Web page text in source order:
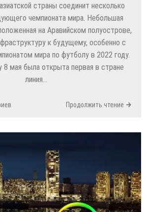
страны соединит несколько
чемпионата мира. Небольшая
на Аравийском полуострове,
к будущему, особенно с
мира по футболу в 2022 году.
8 мая была открыта первая в стране
линия…
Продолжить чтение